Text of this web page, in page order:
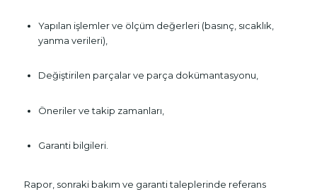
Yapılan işlemler ve ölçüm değerleri (basınç, sıcaklık,
yanma verileri),
Değiştirilen parçalar ve parça dokümantasyonu,
Öneriler ve takip zamanları,
Garanti bilgileri.
Rapor, sonraki bakım ve garanti taleplerinde referans